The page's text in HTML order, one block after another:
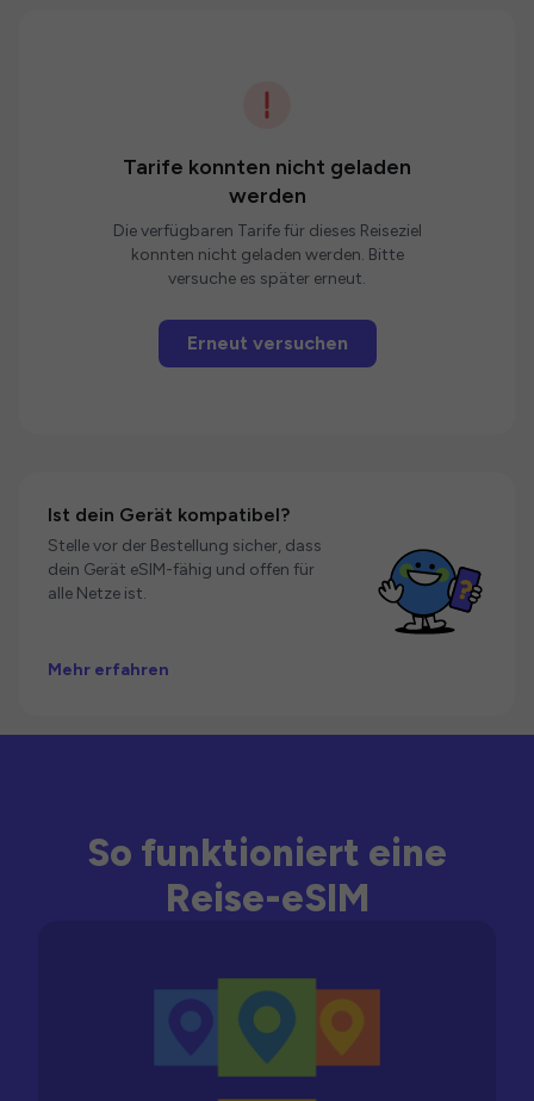
Tarife konnten nicht geladen
werden
Die verfügbaren Tarife für dieses Reiseziel
konnten nicht geladen werden. Bitte
versuche es später erneut.
Erneut versuchen
Ist dein Gerät kompatibel?
Stelle vor der Bestellung sicher, dass
dein Gerät eSIM-fähig und offen für
alle Netze ist.
Mehr erfahren
So funktioniert eine
Reise-eSIM